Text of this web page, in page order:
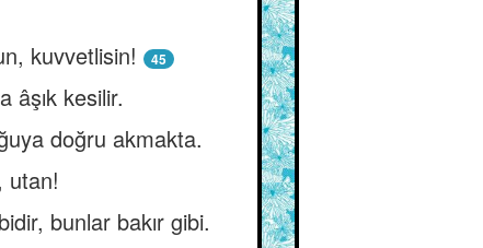
kuvvetlisin!
45
âşık kesilir.
doğru akmakta.
utan!
bunlar bakır gibi.